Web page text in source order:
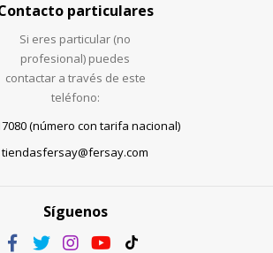
particulares
Si eres particular (no
profesional) puedes
contactar a través de este
teléfono:
(número con tarifa nacional)
tiendasfersay@fersay.com
Síguenos